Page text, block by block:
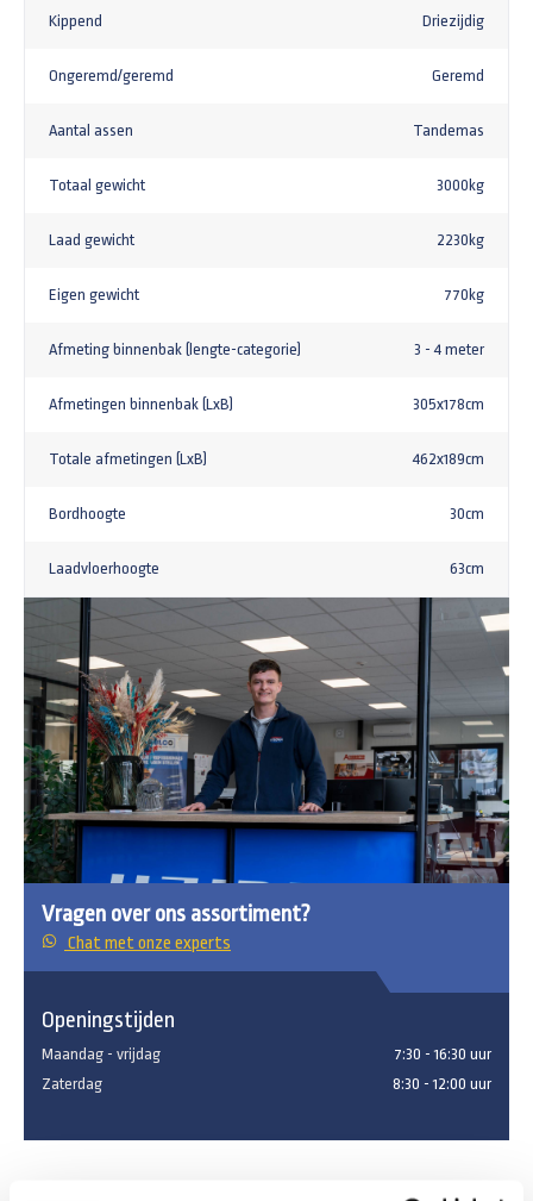
Kippend Driezijdig
Ongeremd/geremd Geremd
Aantal assen Tandemas
Totaal gewicht 3000kg
Laad gewicht 2230kg
Eigen gewicht 770kg
Afmeting binnenbak (lengte-categorie) 3 - 4 meter
Afmetingen binnenbak (LxB) 305x178cm
Totale afmetingen (LxB) 462x189cm
Bordhoogte 30cm
Laadvloerhoogte 63cm
Vragen over ons assortiment?
Chat met onze experts
Openingstijden
Maandag - vrijdag
7:30 - 16:30 uur
Zaterdag
8:30 - 12:00 uur